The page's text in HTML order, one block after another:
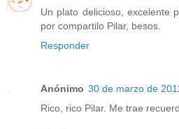
Un plato delicioso, excelente
por compartilo Pilar, besos.
Responder
Anónimo 30 de marzo de
Rico, rico Pilar. Me trae